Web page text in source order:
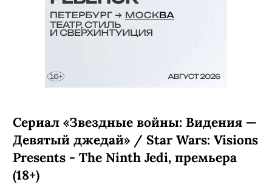
Сериал «Звездные войны: Видения —
Девятый джедай» / Star Wars: Visions
Presents - The Ninth Jedi, премьера
(18+)